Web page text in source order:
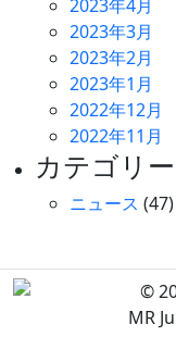
2023年4月
2023年3月
2023年2月
2023年1月
2022年12月
2022年11月
カテゴリー
ニュース (47)
©
MR